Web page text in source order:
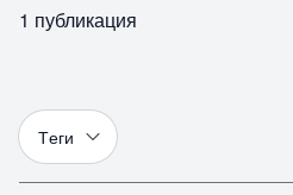
1 публикация
Теги